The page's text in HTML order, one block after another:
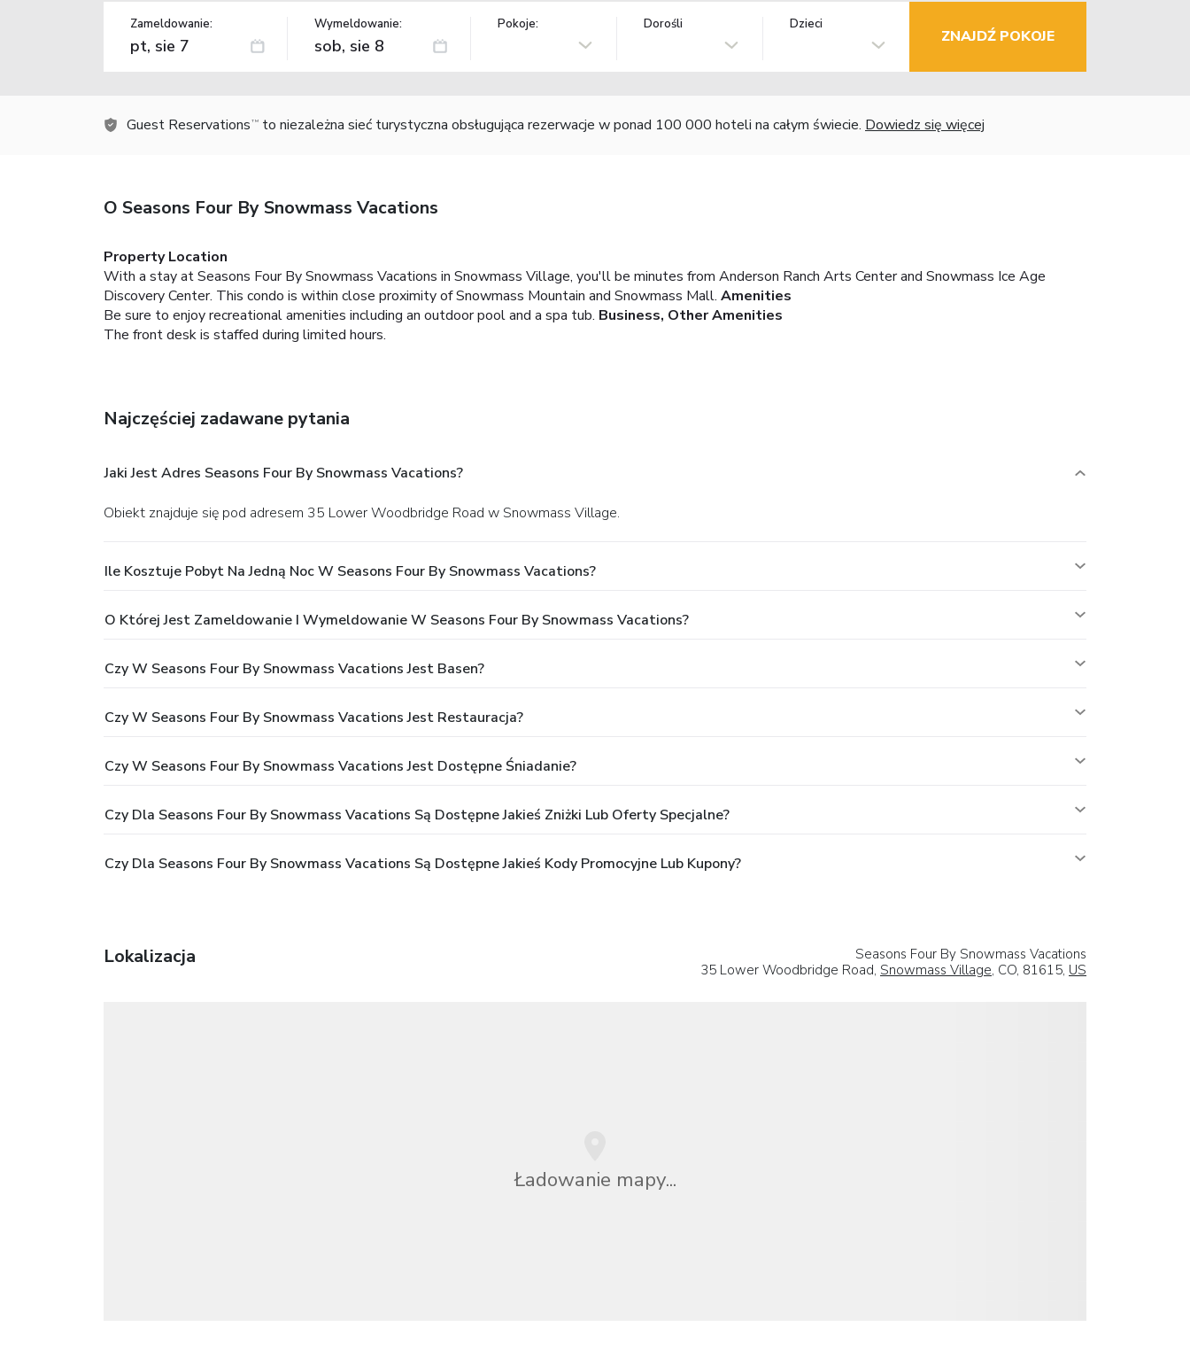
Zameldowanie: Wymeldowanie: Pokoje: Dorośli Dzieci
ZNAJDŹ POKOJE
Guest Reservations TM to niezależna sieć turystyczna obsługująca rezerwacje w ponad 100 000 hoteli na całym świecie. Dowiedz się więcej
O Seasons Four By Snowmass Vacations
Property Location
With a stay at Seasons Four By Snowmass Vacations in Snowmass Village, you'll be minutes from Anderson Ranch Arts Center and Snowmass Ice Age
Discovery Center. This condo is within close proximity of Snowmass Mountain and Snowmass Mall. Amenities
Be sure to enjoy recreational amenities including an outdoor pool and a spa tub. Business, Other Amenities
The front desk is staffed during limited hours.
Najczęściej zadawane pytania
Jaki Jest Adres Seasons Four By Snowmass Vacations?
Obiekt znajduje się pod adresem 35 Lower Woodbridge Road w Snowmass Village.
Ile Kosztuje Pobyt Na Jedną Noc W Seasons Four By Snowmass Vacations?
O Której Jest Zameldowanie I Wymeldowanie W Seasons Four By Snowmass Vacations?
Czy W Seasons Four By Snowmass Vacations Jest Basen?
Czy W Seasons Four By Snowmass Vacations Jest Restauracja?
Czy W Seasons Four By Snowmass Vacations Jest Dostępne Śniadanie?
Czy Dla Seasons Four By Snowmass Vacations Są Dostępne Jakieś Zniżki Lub Oferty Specjalne?
Czy Dla Seasons Four By Snowmass Vacations Są Dostępne Jakieś Kody Promocyjne Lub Kupony?
Lokalizacja
Seasons Four By Snowmass Vacations
35 Lower Woodbridge Road, Snowmass Village, CO, 81615, US
Ładowanie mapy...